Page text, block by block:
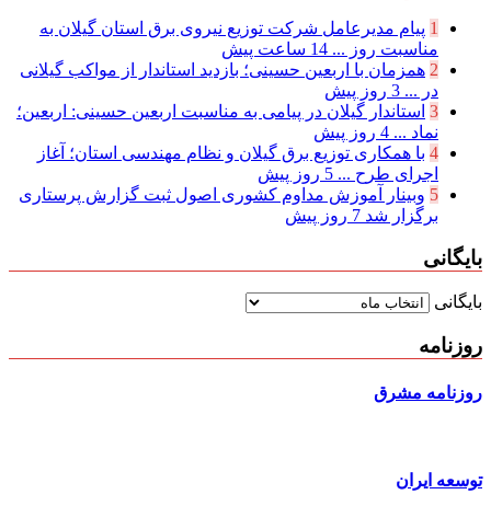
1 پیام مدیرعامل شركت توزیع نیروی برق استان گیلان به
مناسبت روز ... 14 ساعت پیش
2 همزمان با اربعین حسینی؛ بازدید استاندار از مواکب گیلانی
در ... 3 روز پیش
3 استاندار گیلان در پیامی به مناسبت اربعین حسینی: اربعین؛
نماد ... 4 روز پیش
4 با همکاری توزیع برق گیلان و نظام مهندسی استان؛ آغاز
اجرای طرح ... 5 روز پیش
5 وبینار آموزش مداوم کشوری اصول ثبت گزارش پرستاری
برگزار شد 7 روز پیش
بایگانی
بایگانی
روزنامه
روزنامه مشرق
توسعه ایران